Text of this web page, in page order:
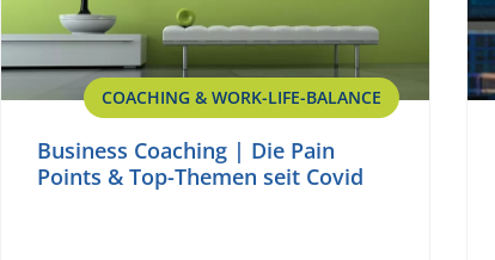
COACHING & WORK-LIFE-BALANCE
Business Coaching | Die Pain
Points & Top-Themen seit Covid